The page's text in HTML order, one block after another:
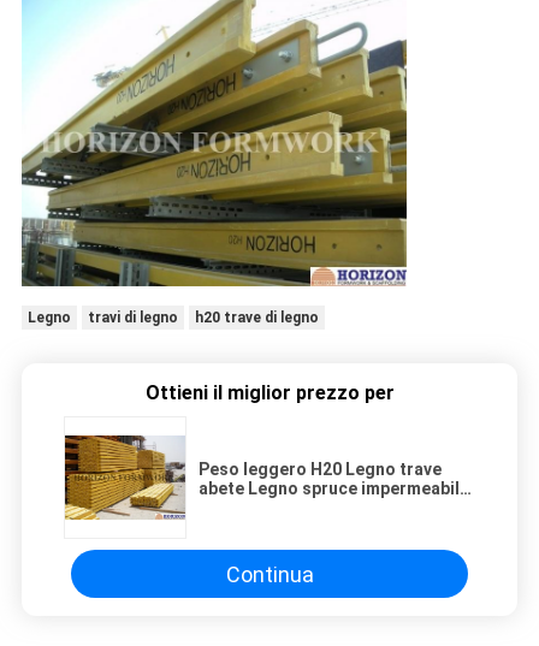
Legno travi di legno h20 trave di legno
Ottieni il miglior prezzo per
Peso leggero H20 Legno trave
abete Legno spruce impermeabile
Continua